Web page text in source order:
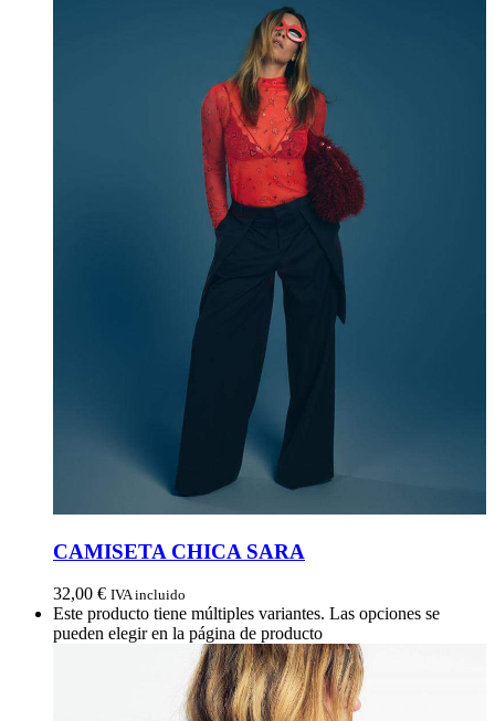
CAMISETA CHICA SARA
32,00 € IVA incluido
Este producto tiene múltiples variantes. Las opciones se
pueden elegir en la página de producto